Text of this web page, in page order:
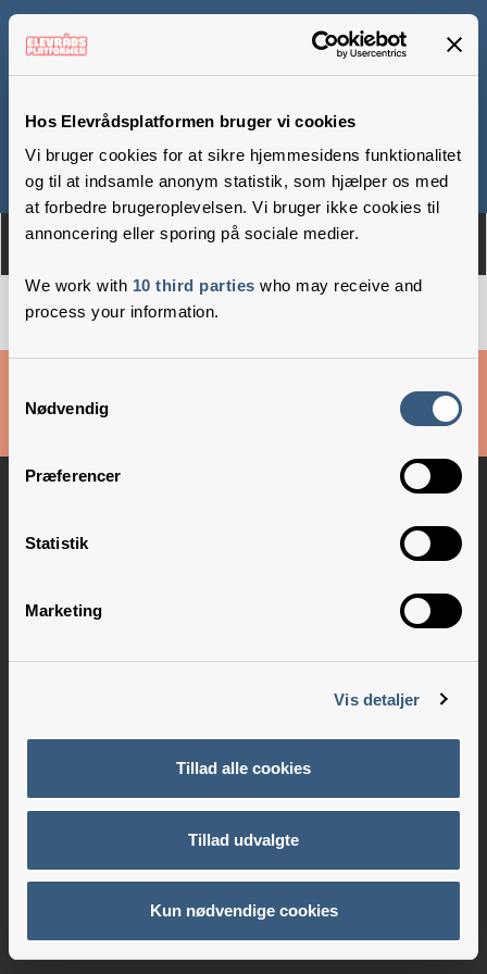
Hos Elevrådsplatformen bruger vi cookies
Vi bruger cookies for at sikre hjemmesidens funktionalitet
og til at indsamle anonym statistik, som hjælper os med
at forbedre brugeroplevelsen. Vi bruger ikke cookies til
annoncering eller sporing på sociale medier.
We work with 10 third parties who may receive and
process your information.
Nødvendig
Præferencer
Statistik
Marketing
Vis detaljer
Tillad alle cookies
Tillad udvalgte
Kun nødvendige cookies
Om Medlemmer